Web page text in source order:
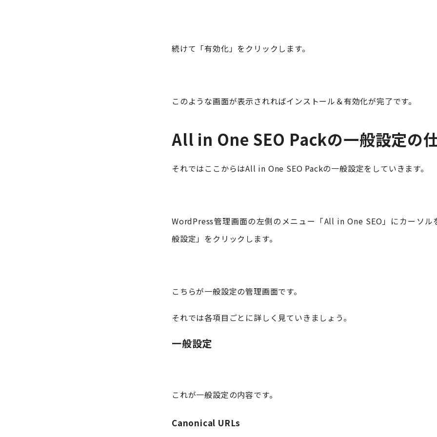
続けて「有効化」をクリックします。
このような画面が表示されればインストール＆有効化が完了です。
All in One SEO Packの一般設定の
それではここからはAll in One SEO Packの一般設定をしていきます。
WordPress管理画面の左側のメニュー「All in One SEO」にカーソル
般設定」をクリックします。
こちらが一般設定の管理画面です。
それでは各項目ごとに詳しく見ていきましょう。
一般設定
これが一般設定の内容です。
Canonical URLs